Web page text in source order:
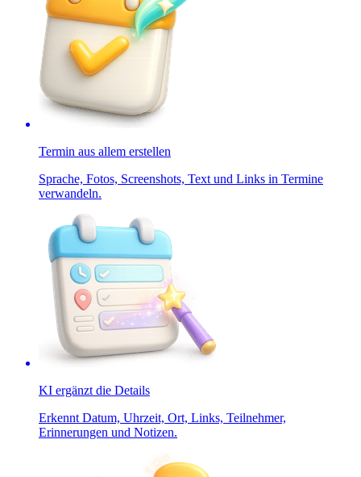
Termin aus allem erstellen
Sprache, Fotos, Screenshots, Text und Links in Termine
verwandeln.
KI ergänzt die Details
Erkennt Datum, Uhrzeit, Ort, Links, Teilnehmer,
Erinnerungen und Notizen.